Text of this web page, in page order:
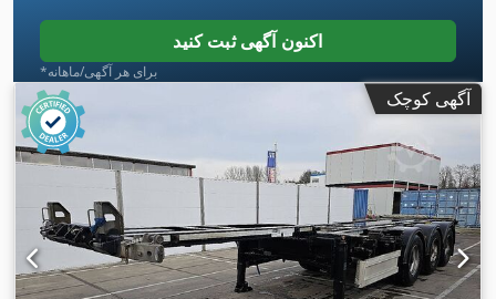
اکنون آگهی ثبت کنید
*برای هر آگهی/ماهانه
آگهی کوچک